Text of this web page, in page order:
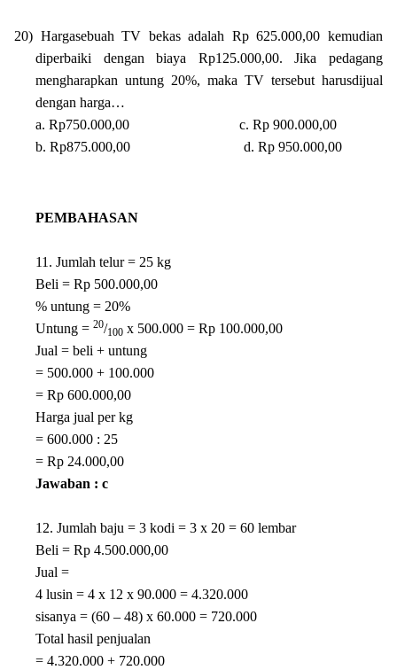
20) Hargasebuah TV bekas adalah Rp 625.000,00 kemudian
diperbaiki dengan biaya Rp125.000,00. Jika pedagang
mengharapkan untung 20%, maka TV tersebut harusdijual
dengan harga…
a. Rp750.000,00
c. Rp 900.000,00
b. Rp875.000,00
d. Rp 950.000,00
PEMBAHASAN
11. Jumlah telur = 25 kg
Beli = Rp 500.000,00
% untung = 20%
Untung = 20/100 x 500.000 = Rp 100.000,00
Jual = beli + untung
= 500.000 + 100.000
= Rp 600.000,00
Harga jual per kg
= 600.000 : 25
= Rp 24.000,00
Jawaban : c
12. Jumlah baju = 3 kodi = 3 x 20 = 60 lembar
Beli = Rp 4.500.000,00
Jual =
4 lusin = 4 x 12 x 90.000 = 4.320.000
sisanya = (60 – 48) x 60.000 = 720.000
Total hasil penjualan
= 4.320.000 + 720.000